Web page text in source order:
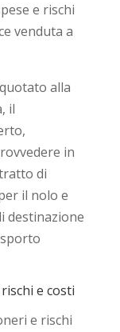
e rischi
venduta a
alla
il
in
di
il nolo e
destinazione
e costi
e rischi